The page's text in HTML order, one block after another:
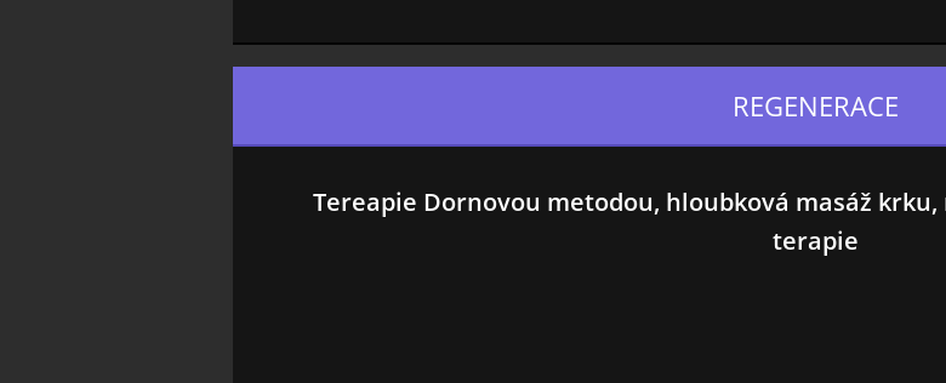
REGENERACE
Tereapie Dornovou metodou, hloubková masáž
terapie